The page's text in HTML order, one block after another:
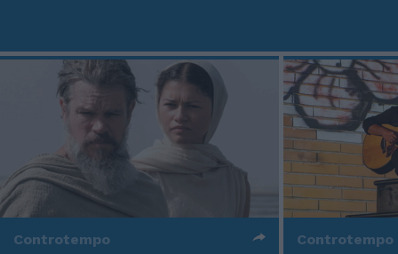
Controtempo Controtempo